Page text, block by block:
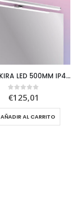
LUM-AKIRA LED 500MM IP44 12W 5700K1020LM
0out of 5
€125,01
AÑADIR AL CARRITO